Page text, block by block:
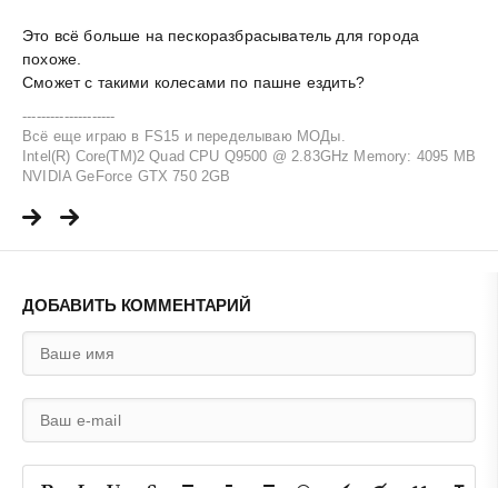
Это всё больше на пескоразбрасыватель для города
похоже.
Сможет с такими колесами по пашне ездить?
--------------------
Всё еще играю в FS15 и переделываю МОДы.
Intel(R) Core(TM)2 Quad CPU Q9500 @ 2.83GHz Memory: 4095 MB
NVIDIA GeForce GTX 750 2GB
ДОБАВИТЬ КОММЕНТАРИЙ